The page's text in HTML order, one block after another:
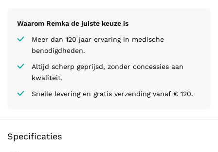
Waarom Remka de juiste keuze is
Meer dan 120 jaar ervaring in medische
benodigdheden.
Altijd scherp geprijsd, zonder concessies aan
kwaliteit.
Snelle levering en gratis verzending vanaf € 120.
Specificaties